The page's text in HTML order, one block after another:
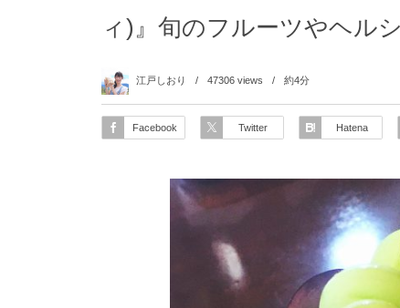
ィ)』旬のフルーツやヘル
江戸しおり 47306 views 約4分
Facebook Twitter Hatena